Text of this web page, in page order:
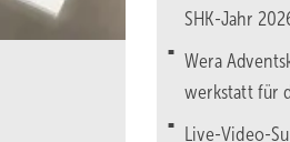
SHK-Jahr
Wera
werk­statt für
Live-Video-